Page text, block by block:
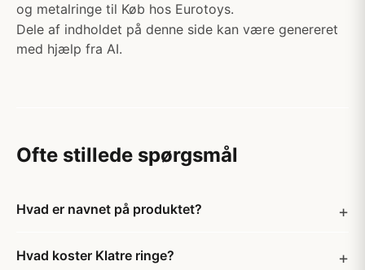
og metalringe til Køb hos Eurotoys.
Dele af indholdet på denne side kan være genereret
med hjælp fra AI.
Ofte stillede spørgsmål
Hvad er navnet på produktet?
Hvad koster Klatre ringe?